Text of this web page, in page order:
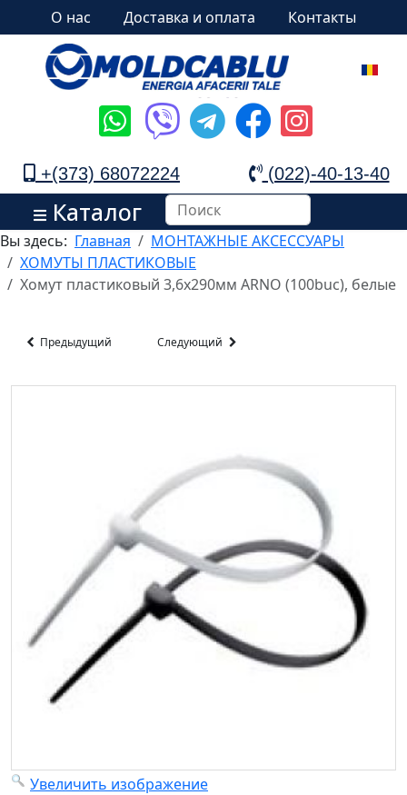
О нас Доставка и оплата Контакты
+(373) 68072224 (022)-40-13-40
Каталог
Вы здесь: Главная
МОНТАЖНЫЕ АКСЕССУАРЫ
ХОМУТЫ ПЛАСТИКОВЫЕ
Хомут пластиковый 3,6х290мм ARNO (100buc), белые
Предыдущий Следующий
Увеличить изображение